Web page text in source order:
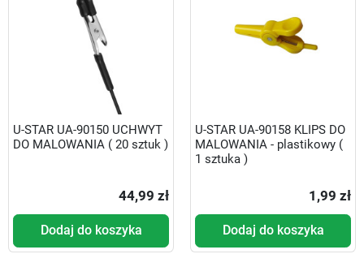
U-STAR UA-90150 UCHWYT
DO MALOWANIA ( 20 sztuk )
44,99 zł
Dodaj do koszyka
U-STAR UA-90158 KLIPS DO
MALOWANIA - plastikowy (
1 sztuka )
1,99 zł
Dodaj do koszyka